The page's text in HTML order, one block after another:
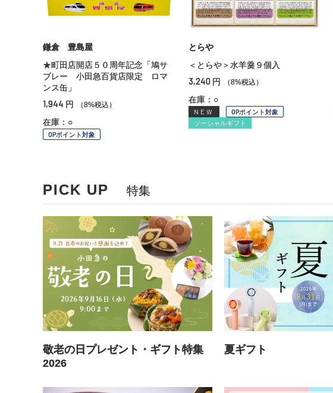
鎌倉 豊島屋
★町田店開店５０周年記念「鳩サ
ブレー 小田急百貨店限定 ロマ
ンス缶」
1,944 円 （8%税込）
在庫：○
OPポイント対象
とらや
＜とらや＞水羊羹９個入
3,240 円 （8%税込）
在庫：○
NEW
OPポイント対象
ソーシャルギフト
PICK UP 特集
敬老の日プレゼント・ギフト特集
2026
夏ギフト